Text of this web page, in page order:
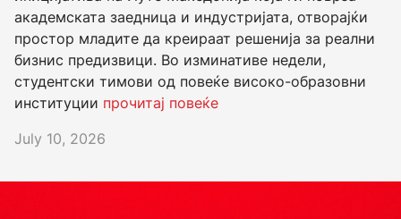
академската заедница и индустријата, отворајќи
простор младите да креираат решенија за реални
бизнис предизвици. Во изминативе недели,
студентски тимови од повеќе високо-образовни
институции прочитај повеќе
July 10, 2026